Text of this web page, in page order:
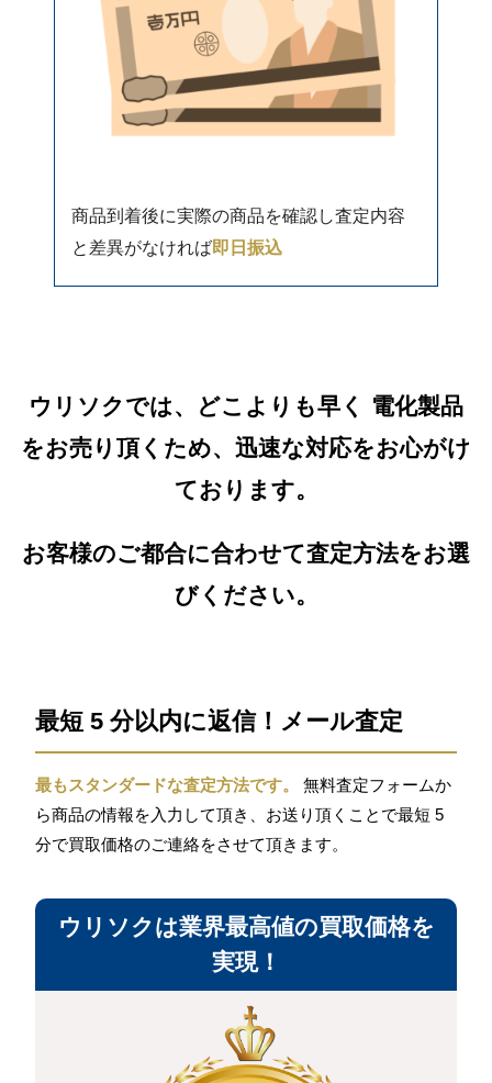
商品到着後に実際の商品を確認し査定内容
と差異がなければ即日振込
ウリソクでは、どこよりも早く 電化製品
をお売り頂くため、迅速な対応をお心がけ
ております。
お客様のご都合に合わせて査定方法をお選
びください。
最短 5 分以内に返信！メール査定
最もスタンダードな査定方法です。
無料査定フォームか
ら商品の情報を入力して頂き、お送り頂くことで最短 5
分で買取価格のご連絡をさせて頂きます。
ウリソクは業界最高値の買取価格を
実現！